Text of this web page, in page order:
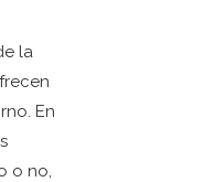
la
En
o no,